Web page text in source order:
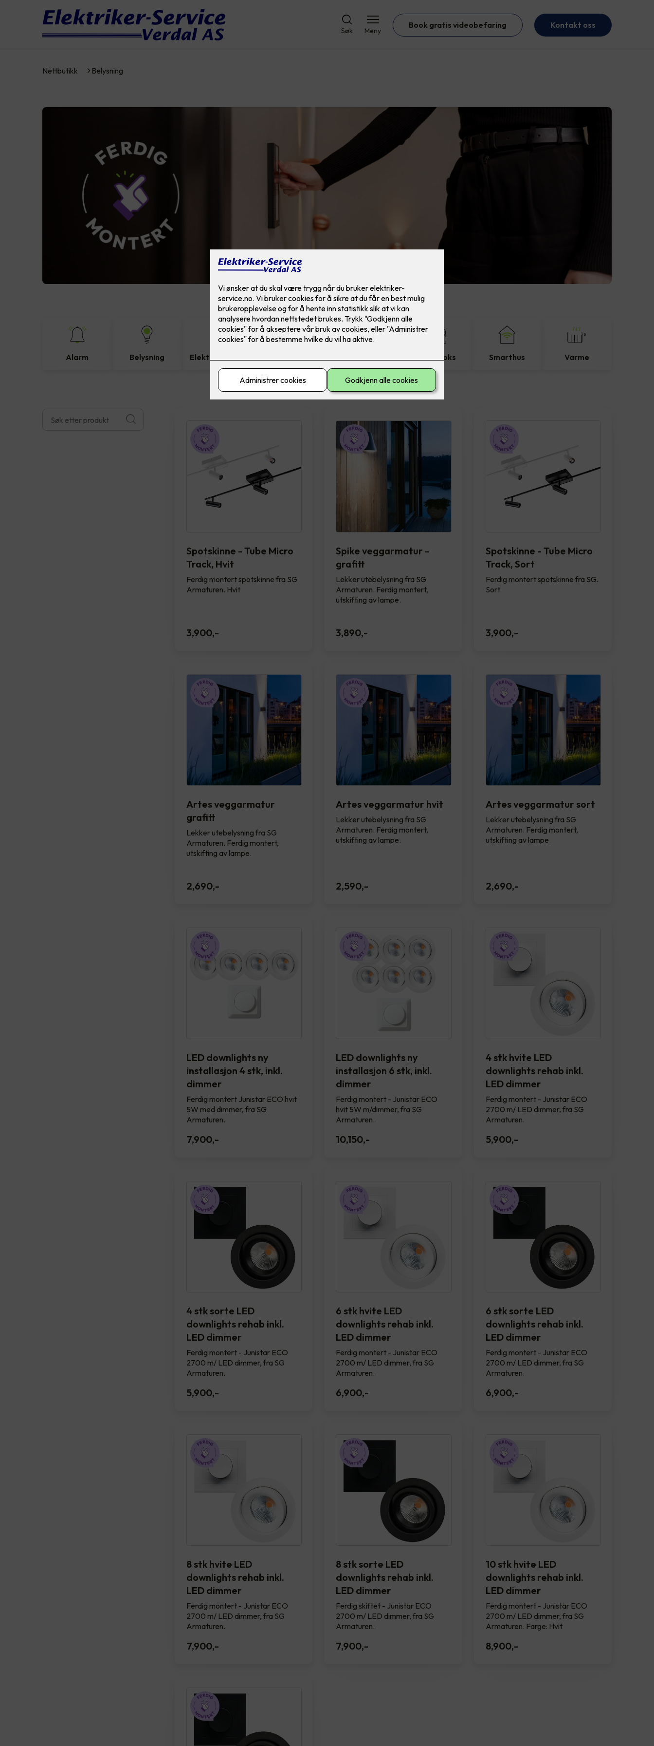
Søk Meny
Book gratis videobefaring Kontakt oss
Nettbutikk Belysning
Alarm Belysning Elektromateriell Ladeboks Smarthus Varme
Spotskinne - Tube Micro
Track, Hvit
Ferdig montert spotskinne fra SG
Armaturen. Hvit
3,900,-
Spike veggarmatur -
grafitt
Lekker utebelysning fra SG
Armaturen. Ferdig montert,
utskifting av lampe.
3,890,-
Spotskinne - Tube Micro
Track, Sort
Ferdig montert spotskinne fra SG.
Sort
3,900,-
Artes veggarmatur
grafitt
Lekker utebelysning fra SG
Armaturen. Ferdig montert,
utskifting av lampe.
2,690,-
Artes veggarmatur hvit
Lekker utebelysning fra SG
Armaturen. Ferdig montert,
utskifting av lampe.
2,590,-
Artes veggarmatur sort
Lekker utebelysning fra SG
Armaturen. Ferdig montert,
utskifting av lampe.
2,690,-
LED downlights ny
installasjon 4 stk, inkl.
dimmer
Ferdig montert Junistar ECO hvit
5W med dimmer, fra SG
Armaturen.
7,900,-
LED downlights ny
installasjon 6 stk, inkl.
dimmer
Ferdig montert - Junistar ECO
hvit 5W m/dimmer, fra SG
Armaturen.
10,150,-
4 stk hvite LED
downlights rehab inkl.
LED dimmer
Ferdig montert - Junistar ECO
2700 m/ LED dimmer, fra SG
Armaturen.
5,900,-
4 stk sorte LED
downlights rehab inkl.
LED dimmer
Ferdig montert - Junistar ECO
2700 m/ LED dimmer, fra SG
Armaturen.
5,900,-
6 stk hvite LED
downlights rehab inkl.
LED dimmer
Ferdig montert - Junistar ECO
2700 m/ LED dimmer, fra SG
Armaturen.
6,900,-
6 stk sorte LED
downlights rehab inkl.
LED dimmer
Ferdig montert - Junistar ECO
2700 m/ LED dimmer, fra SG
Armaturen.
6,900,-
8 stk hvite LED
downlights rehab inkl.
LED dimmer
Ferdig montert - Junistar ECO
2700 m/ LED dimmer, fra SG
Armaturen.
7,900,-
8 stk sorte LED
downlights rehab inkl.
LED dimmer
Ferdig skiftet - Junistar ECO
2700 m/ LED dimmer, fra SG
Armaturen.
7,900,-
10 stk hvite LED
downlights rehab inkl.
LED dimmer
Ferdig montert - Junistar ECO
2700 m/ LED dimmer, fra SG
Armaturen. Farge: Hvit
8,900,-